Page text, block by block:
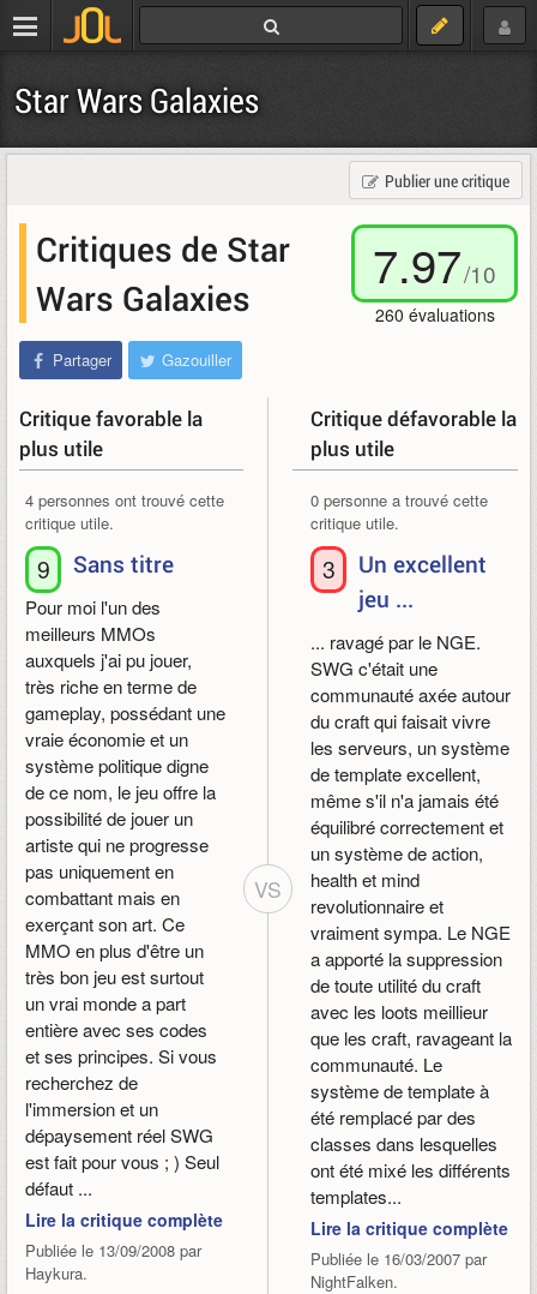
Star Wars Galaxies
Publier une critique
7.97/10
260 évaluations
Critiques de Star
Wars Galaxies
Partager Gazouiller
Critique favorable la
plus utile
VS
Critique défavorable la
plus utile
4 personnes ont trouvé cette
critique utile.
9 Sans titre
Pour moi l'un des
meilleurs MMOs
auxquels j'ai pu jouer,
très riche en terme de
gameplay, possédant une
vraie économie et un
système politique digne
de ce nom, le jeu offre la
possibilité de jouer un
artiste qui ne progresse
pas uniquement en
combattant mais en
exerçant son art. Ce
MMO en plus d'être un
très bon jeu est surtout
un vrai monde a part
entière avec ses codes
et ses principes. Si vous
recherchez de
l'immersion et un
dépaysement réel SWG
est fait pour vous ; ) Seul
défaut ...
Lire la critique complète
Publiée le 13/09/2008 par
Haykura.
0 personne a trouvé cette
critique utile.
3
Un excellent
jeu ...
... ravagé par le NGE.
SWG c'était une
communauté axée autour
du craft qui faisait vivre
les serveurs, un système
de template excellent,
même s'il n'a jamais été
équilibré correctement et
un système de action,
health et mind
revolutionnaire et
vraiment sympa. Le NGE
a apporté la suppression
de toute utilité du craft
avec les loots meillieur
que les craft, ravageant la
communauté. Le
système de template à
été remplacé par des
classes dans lesquelles
ont été mixé les différents
templates...
Lire la critique complète
Publiée le 16/03/2007 par
NightFalken.